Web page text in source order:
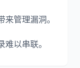
管理漏洞。
以串联。